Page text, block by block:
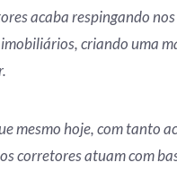
acaba respingando
criando uma
mesmo hoje, com tanto
corretores atuam com